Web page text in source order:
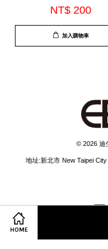
HOME
NT$ 200
加入購物車
© 2026 迪
地址:新北市 New Taipei